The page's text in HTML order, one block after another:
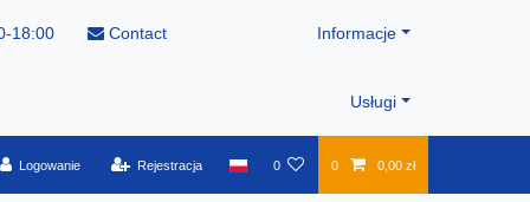
18:00 Contact Informacje
Usługi
Logowanie Rejestracja 0 0 0,00 zł